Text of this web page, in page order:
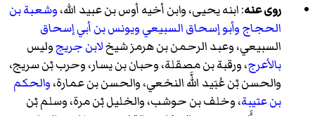
روى عنه: ابنه يحيى، وابن أخيه أوس بن عبيد الله،وشعبة بن
الحجاجوأبو إسحاق السبيعيويونس بن أبي إسحاق
السبيعي، وعبد الرحمن بن هرمز شيخلابن جريجوليس
بالأعرج، ورقبة بن مصقلة، وحبان بن يسار، وحرب بْن سريج،
والحسن بْن عُبَيد اللَّه النخعي، والحسن بن عمارة،والحكم
بن عتيبة، وخلف بن حوشب، والخليل بْن مرة، وسلم بْن